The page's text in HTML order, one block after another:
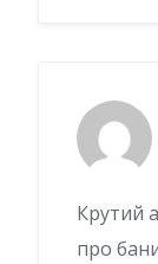
Крутий
про